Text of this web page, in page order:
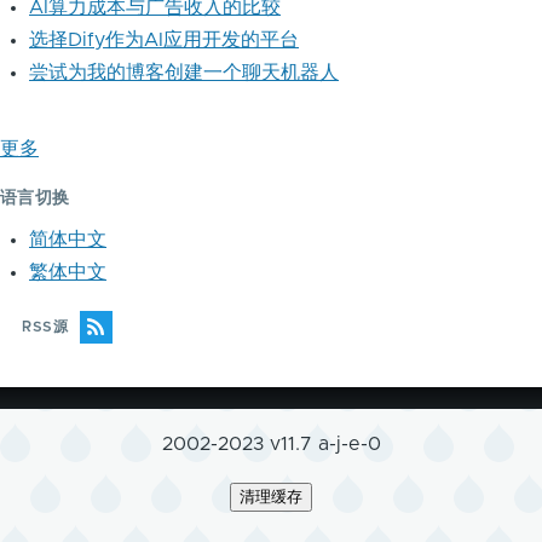
AI算力成本与广告收入的比较
选择Dify作为AI应用开发的平台
尝试为我的博客创建一个聊天机器人
更多
语言切换
简体中文
繁体中文
RSS源
2002-2023 v11.7 a-j-e-0